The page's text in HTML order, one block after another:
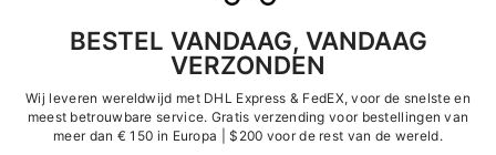
BESTEL VANDAAG, VANDAAG
VERZONDEN
Wij leveren wereldwijd met DHL Express & FedEX, voor de snelste en
meest betrouwbare service. Gratis verzending voor bestellingen van
meer dan € 150 in Europa | $200 voor de rest van de wereld.